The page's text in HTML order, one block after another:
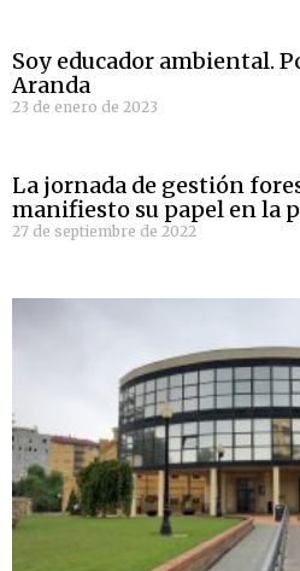
Soy educador ambiental.
Aranda
23 de enero de 2023
La jornada de gestión
manifiesto su papel en la
27 de septiembre de 2022